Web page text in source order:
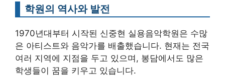
학원의 역사와 발전
1970년대부터 시작된 신중현 실용음악학원은 수많
은 아티스트와 음악가를 배출했습니다. 현재는 전국
여러 지역에 지점을 두고 있으며, 봉담에서도 많은
학생들이 꿈을 키우고 있습니다.